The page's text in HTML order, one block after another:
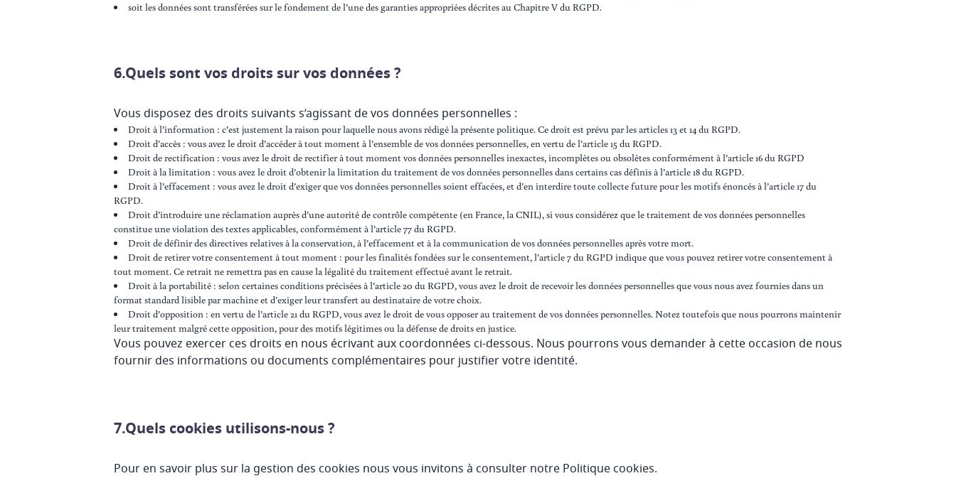
soit les données sont transférées sur le fondement de l’une des garanties appropriées décrites au Chapitre V du RGPD.
6.Quels sont vos droits sur vos données ?
Vous disposez des droits suivants s’agissant de vos données personnelles :
Droit à l’information : c’est justement la raison pour laquelle nous avons rédigé la présente politique. Ce droit est prévu par les articles 13 et 14 du RGPD.
Droit d’accès : vous avez le droit d’accéder à tout moment à l’ensemble de vos données personnelles, en vertu de l’article 15 du RGPD.
Droit de rectification : vous avez le droit de rectifier à tout moment vos données personnelles inexactes, incomplètes ou obsolètes conformément à l’article 16 du RGPD
Droit à la limitation : vous avez le droit d’obtenir la limitation du traitement de vos données personnelles dans certains cas définis à l’article 18 du RGPD.
Droit à l’effacement : vous avez le droit d’exiger que vos données personnelles soient effacées, et d’en interdire toute collecte future pour les motifs énoncés à l’article 17 du
RGPD.
Droit d’introduire une réclamation auprès d’une autorité de contrôle compétente (en France, la CNIL), si vous considérez que le traitement de vos données personnelles
constitue une violation des textes applicables, conformément à l’article 77 du RGPD.
Droit de définir des directives relatives à la conservation, à l’effacement et à la communication de vos données personnelles après votre mort.
Droit de retirer votre consentement à tout moment : pour les finalités fondées sur le consentement, l’article 7 du RGPD indique que vous pouvez retirer votre consentement à
tout moment. Ce retrait ne remettra pas en cause la légalité du traitement effectué avant le retrait.
Droit à la portabilité : selon certaines conditions précisées à l’article 20 du RGPD, vous avez le droit de recevoir les données personnelles que vous nous avez fournies dans un
format standard lisible par machine et d’exiger leur transfert au destinataire de votre choix.
Droit d’opposition : en vertu de l’article 21 du RGPD, vous avez le droit de vous opposer au traitement de vos données personnelles. Notez toutefois que nous pourrons maintenir
leur traitement malgré cette opposition, pour des motifs légitimes ou la défense de droits en justice.
Vous pouvez exercer ces droits en nous écrivant aux coordonnées ci-dessous. Nous pourrons vous demander à cette occasion de nous
fournir des informations ou documents complémentaires pour justifier votre identité.
7.Quels cookies utilisons-nous ?
Pour en savoir plus sur la gestion des cookies nous vous invitons à consulter notre Politique cookies.